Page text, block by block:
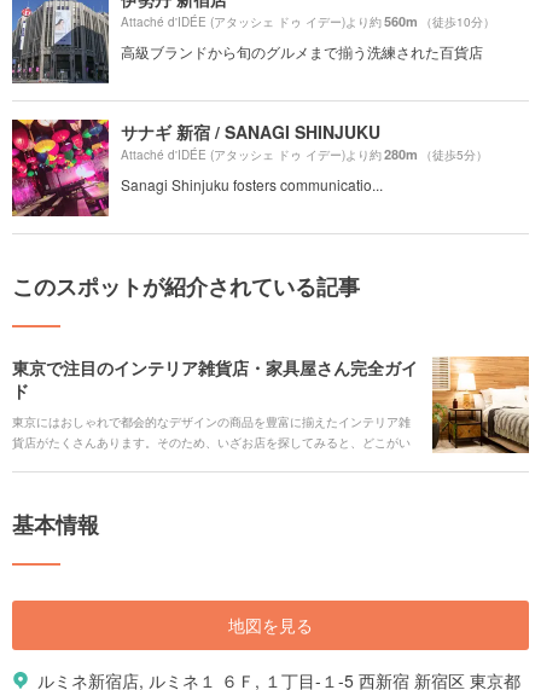
Attaché d'IDÉE (アタッシェ ドゥ イデー)より約560m （徒歩10分）
高級ブランドから旬のグルメまで揃う洗練された百貨店
サナギ 新宿 / SANAGI SHINJUKU
Attaché d'IDÉE (アタッシェ ドゥ イデー)より約280m （徒歩5分）
Sanagi Shinjuku fosters communicatio...
このスポットが紹介されている記事
東京で注目のインテリア雑貨店・家具屋さん完全ガイ
ド
東京にはおしゃれで都会的なデザインの商品を豊富に揃えたインテリア雑
貨店がたくさんあります。そのため、いざお店を探してみると、どこがい
基本情報
地図を見る
ルミネ新宿店, ルミネ１ ６Ｆ, １丁目-１-5 西新宿 新宿区 東京都